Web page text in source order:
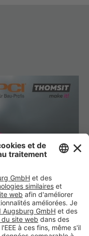
et objectifs de